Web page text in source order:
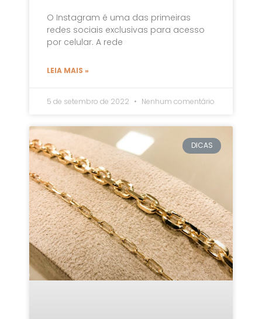
O Instagram é uma das primeiras
redes sociais exclusivas para acesso
por celular. A rede
LEIA MAIS »
5 de setembro de 2022 Nenhum comentário
DICAS